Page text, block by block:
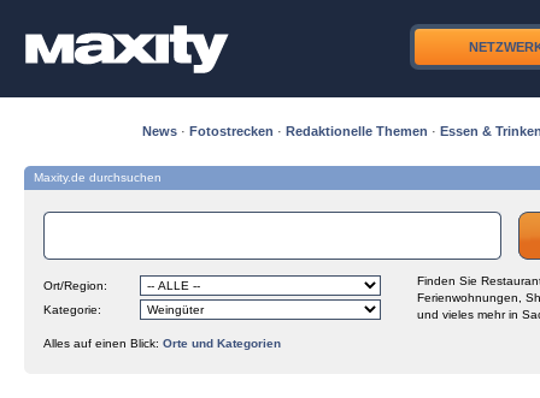
News · Fotostrecken · Redaktionelle Themen · Essen &
Maxity.de durchsuchen
Ort/Region:
Kategorie:
Finden Sie
Ferienwohnungen,
und vieles mehr in
Alles auf einen Blick: Orte und Kategorien